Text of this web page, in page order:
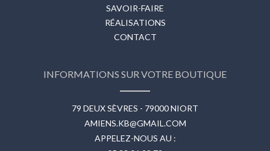
SAVOIR-FAIRE
RÉALISATIONS
CONTACT
INFORMATIONS SUR VOTRE BOUTIQUE
79 DEUX SÈVRES - 79000 NIORT
AMIENS.KB@GMAIL.COM
APPELEZ-NOUS AU :